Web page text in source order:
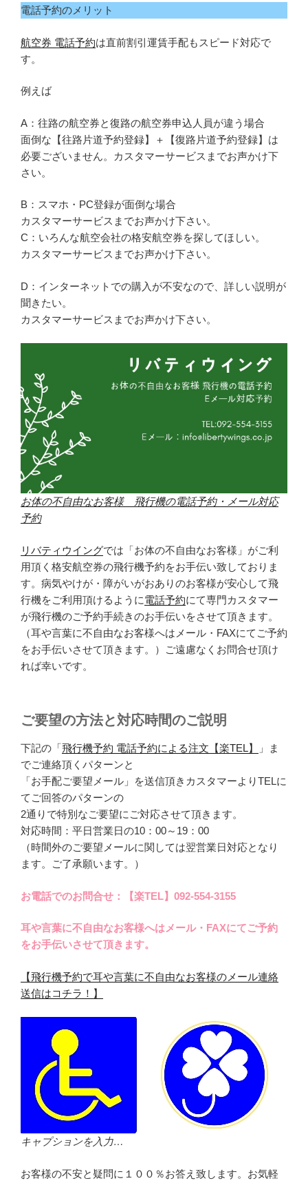
電話予約のメリット
航空券 電話予約は直前割引運賃手配もスピード対応で
す。
例えば
A：往路の航空券と復路の航空券申込人員が違う場合
面倒な【往路片道予約登録】＋【復路片道予約登録】は
必要ございません。カスタマーサービスまでお声かけ下
さい。
B：スマホ・PC登録が面倒な場合
カスタマーサービスまでお声かけ下さい。
C：いろんな航空会社の格安航空券を探してほしい。
カスタマーサービスまでお声かけ下さい。
D：インターネットでの購入が不安なので、詳しい説明が
聞きたい。
カスタマーサービスまでお声かけ下さい。
お体の不自由なお客様 飛行機の電話予約・メール対応
予約
リバティウイングでは「お体の不自由なお客様」がご利
用頂く格安航空券の飛行機予約をお手伝い致しておりま
す。病気やけが・障がいがおありのお客様が安心して飛
行機をご利用頂けるように電話予約にて専門カスタマー
が飛行機のご予約手続きのお手伝いをさせて頂きます。
（耳や言葉に不自由なお客様へはメール・FAXにてご予約
をお手伝いさせて頂きます。）ご遠慮なくお問合せ頂け
れば幸いです。
ご要望の方法と対応時間のご説明
下記の「飛行機予約 電話予約による注文【楽TEL】
」ま
でご連絡頂くパターンと
「お手配ご要望メール」を送信頂きカスタマーよりTELに
てご回答のパターンの
2通りで特別なご要望にご対応させて頂きます。
対応時間：平日営業日の10：00～19：00
（時間外のご要望メールに関しては翌営業日対応となり
ます。ご了承願います。）
お電話でのお問合せ：【楽TEL】092-554-3155
耳や言葉に不自由なお客様へはメール・FAXにてご予約
をお手伝いさせて頂きます。
【飛行機予約で耳や言葉に不自由なお客様のメール連絡
送信はコチラ！】
キャプションを入力…
お客様の不安と疑問に１００％お答え致します。お気軽